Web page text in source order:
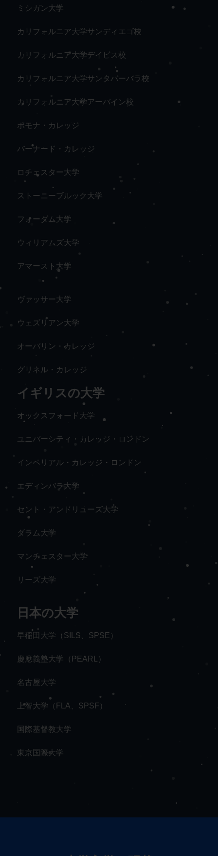
ミシガン大学
カリフォルニア大学サンディエゴ校
カリフォルニア大学デイビス校
カリフォルニア大学サンタバーバラ校
カリフォルニア大学アーバイン校
ポモナ・カレッジ
バーナード・カレッジ
ロチェスター大学
ストーニーブルック大学
フォーダム大学
ウィリアムズ大学
アマースト大学
ヴァッサー大学
ウェズリアン大学
オーバリン・カレッジ
グリネル・カレッジ
イギリスの大学
オックスフォード大学
ユニバーシティ・カレッジ・ロンドン
インペリアル・カレッジ・ロンドン
エディンバラ大学
セント・アンドリューズ大学
ダラム大学
マンチェスター大学
リーズ大学
日本の大学
早稲田大学（SILS、SPSE）
慶應義塾大学（PEARL）
名古屋大学
上智大学（FLA、SPSF）
国際基督教大学
東京国際大学